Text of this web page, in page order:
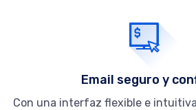
Email seguro y
Con una interfaz flexible e